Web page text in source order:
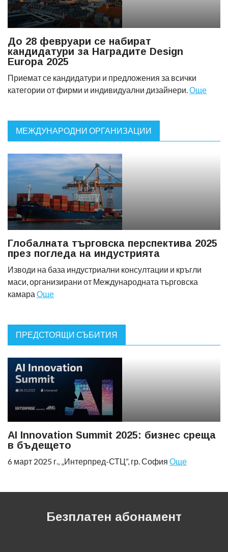
До 28 февруари се набират
кандидатури за Наградите Design
Europa 2025
Приемат се кандидатури и предложения за всички
категории от фирми и индивидуални дизайнери.Още
МЕЖДУНАРОДНИ ОРГАНИЗАЦИИ
Глобалната търговска перспектива 2025
през погледа на индустрията
Изводи на база индустриални консултации и кръгли
маси, организирани от Международната търговска
камара Още
ПРЕДСТОЯЩИ СЪБИТИЯ
AI Innovation Summit 2025: бизнес среща
в бъдещето
6 март 2025 г., „Интерпред-СТЦ“, гр. София Още
Безплатен абонамент